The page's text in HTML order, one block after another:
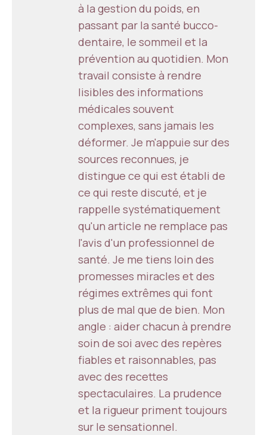
à la gestion du poids, en
passant par la santé bucco-
dentaire, le sommeil et la
prévention au quotidien. Mon
travail consiste à rendre
lisibles des informations
médicales souvent
complexes, sans jamais les
déformer. Je m'appuie sur des
sources reconnues, je
distingue ce qui est établi de
ce qui reste discuté, et je
rappelle systématiquement
qu'un article ne remplace pas
l'avis d'un professionnel de
santé. Je me tiens loin des
promesses miracles et des
régimes extrêmes qui font
plus de mal que de bien. Mon
angle : aider chacun à prendre
soin de soi avec des repères
fiables et raisonnables, pas
avec des recettes
spectaculaires. La prudence
et la rigueur priment toujours
sur le sensationnel.